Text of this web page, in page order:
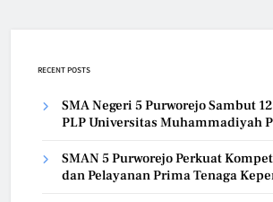
RECENT POSTS
SMA Negeri 5 Purworejo Sambut
PLP Universitas Muhammadiyah
SMAN 5 Purworejo Perkuat
dan Pelayanan Prima Tenaga